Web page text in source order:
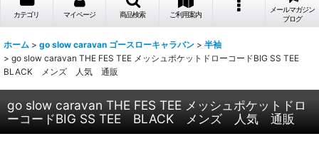
カテゴリ マイページ 商品検索 ご利用案内
メールマガジン
ブログ
ホーム > go slow caravan ゴースローキャラバン > 半袖
> go slow caravan THE FES TEE メッシュポケットドローコードBIG SS TEE
BLACK メンズ 人気 通販
go slow caravan THE FES TEE メッシュポケットドロ
ーコードBIG SS TEE BLACK メンズ 人気 通販